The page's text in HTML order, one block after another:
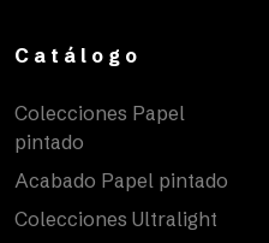
Catálogo
Colecciones Papel
pintado
Acabado Papel pintado
Colecciones Ultralight